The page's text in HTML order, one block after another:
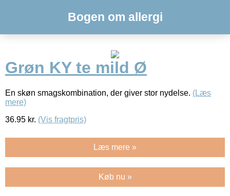
Bogen om allergi
Grøn KY te mild Ø
En skøn smagskombination, der giver stor nydelse. (Læs
mere)
36.95 kr. (Vis fragtpris)
Læs mere »
Køb nu »